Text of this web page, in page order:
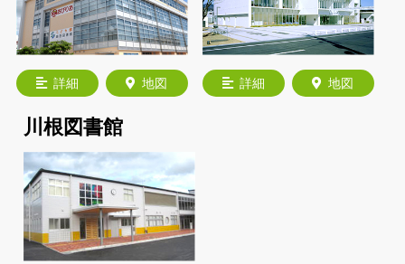
詳細 地図 詳細 地図
川根図書館